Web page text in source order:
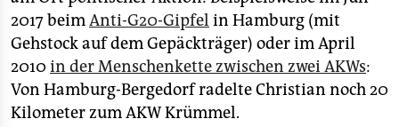
2017 beimAnti-G20-Gipfel in Hamburg (mit
Gehstock auf dem Gepäckträger) oder im April
2010 in der Menschenkette zwischen zwei AKWs:
Von Hamburg-Bergedorf radelte Christian noch 20
Kilometer zum AKW Krümmel.